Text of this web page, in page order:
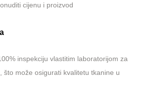
cijenu i proizvod
inspekciju vlastitim laboratorijom za
što može osigurati kvalitetu tkanine u